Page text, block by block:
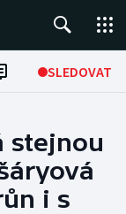
SLEDOVAT
stejnou
i s